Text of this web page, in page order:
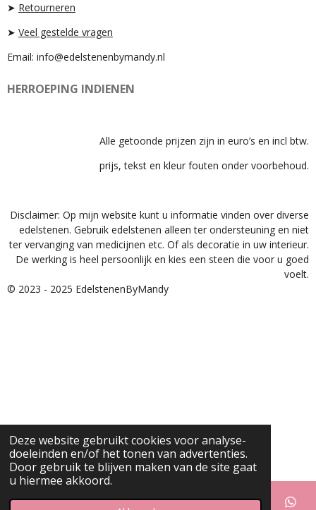
Deze website gebruikt cookies voor analyse-
doeleinden en/of het tonen van advertenties.
Door gebruik te blijven maken van de site gaat
u hiermee akkoord.
➤ Retourneren
➤ Veel gestelde vragen
Email: info@edelstenenbymandy.nl
HERROEPING INDIENEN
Alle getoonde prijzen zijn in euro’s en incl btw.
prijs, tekst en kleur fouten onder voorbehoud.
Disclaimer: Op mijn website kunt u informatie vinden over diverse
edelstenen. Gebruik edelstenen alleen ter ondersteuning en niet
ter vervanging van medicijnen etc. Of als decoratie in uw interieur.
De werking is heel persoonlijk en kies een steen die voor u goed
voelt.
© 2023 - 2025 EdelstenenByMandy